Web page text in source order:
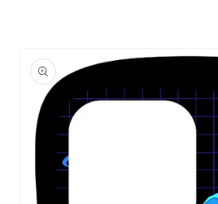
報にス
キップ